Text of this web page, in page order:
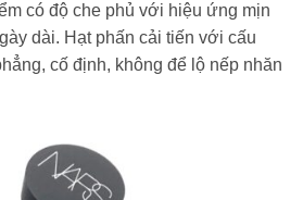
có độ che phủ với hiệu ứng mịn
dài. Hạt phấn cải tiến với cấu
cố định, không để lộ nếp nhăn